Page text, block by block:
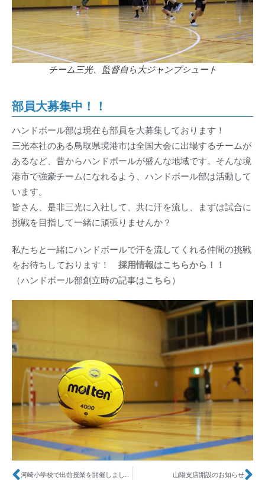
チーム三光、監督自ら大ジャンプシュート
部員大募集中！！
ハンドボール部は現在も部員を大募集しております！
三光本社のある鳥取県境港市は全国大会に出場するチームが
あるなど、昔からハンドボールが盛んな地域です。そんな境
港市で強豪チームになれるよう、ハンドボール部は活動して
います。
皆さん、是非三光に入社して、共に汗を流し、まずは試合に
挑戦を目指して一緒に頑張りませんか？
私たちと一緒にハンドボールで汗を流してくれる仲間の挑戦
をお待ちしております！ 採用情報はこちらから！！
（ハンドボール部創立時の記事はこちら）
河崎小学校で出前授業を開催しました！ 山陽支店開設のお知らせ